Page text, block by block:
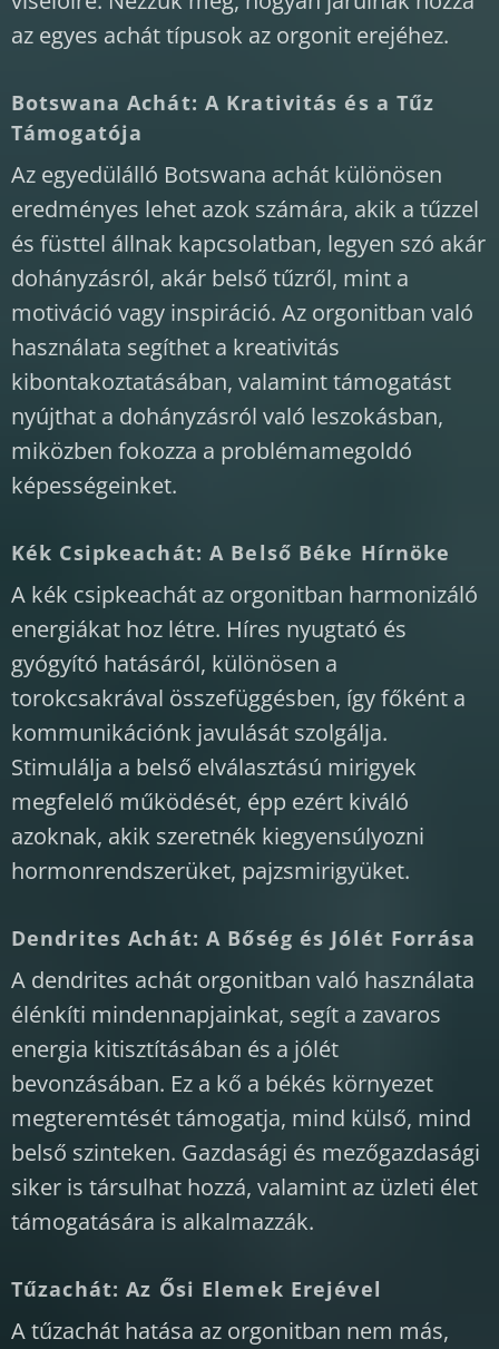
az egyes achát típusok az orgonit erejéhez.
Botswana Achát: A Krativitás és a Tűz
Támogatója
Az egyedülálló Botswana achát különösen
eredményes lehet azok számára, akik a tűzzel
és füsttel állnak kapcsolatban, legyen szó akár
dohányzásról, akár belső tűzről, mint a
motiváció vagy inspiráció. Az orgonitban való
használata segíthet a kreativitás
kibontakoztatásában, valamint támogatást
nyújthat a dohányzásról való leszokásban,
miközben fokozza a problémamegoldó
képességeinket.
Kék Csipkeachát: A Belső Béke Hírnöke
A kék csipkeachát az orgonitban harmonizáló
energiákat hoz létre. Híres nyugtató és
gyógyító hatásáról, különösen a
torokcsakrával összefüggésben, így főként a
kommunikációnk javulását szolgálja.
Stimulálja a belső elválasztású mirigyek
megfelelő működését, épp ezért kiváló
azoknak, akik szeretnék kiegyensúlyozni
hormonrendszerüket, pajzsmirigyüket.
Dendrites Achát: A Bőség és Jólét Forrása
A dendrites achát orgonitban való használata
élénkíti mindennapjainkat, segít a zavaros
energia kitisztításában és a jólét
bevonzásában. Ez a kő a békés környezet
megteremtését támogatja, mind külső, mind
belső szinteken. Gazdasági és mezőgazdasági
siker is társulhat hozzá, valamint az üzleti élet
támogatására is alkalmazzák.
Tűzachát: Az Ősi Elemek Erejével
A tűzachát hatása az orgonitban nem más,